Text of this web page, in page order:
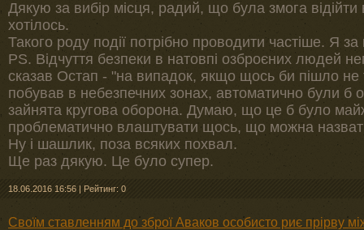
Дякую за вибір місця, радий, що була змога відійти
хотілось.
Такого роду події потрібно проводити частіше. Я за
PS. Відчуття безпеки в натовпі озброєних людей
сказав Остап - "на випадок, якщо щось би пішло не
побував в небезпечних зонах, автоматично були б
зайнята кругова оборона. Думаю, що це б було
проблематично влаштувати щось, що можна
Ну і шашлик, поза всяких похвал.
Ще раз дякую. Це було супер.
18.06.2016 16:56 | Рейтинг: 0
Своїм ставленням до зброї Аваков особисто риє прірву